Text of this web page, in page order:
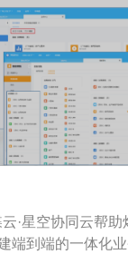
云·星空协同云帮
端到端的一体化业